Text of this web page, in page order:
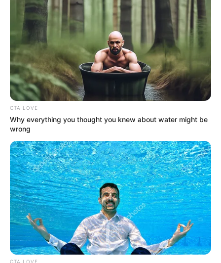
CTA LOVE
Why everything you thought you knew about water might be
wrong
CTA LOVE